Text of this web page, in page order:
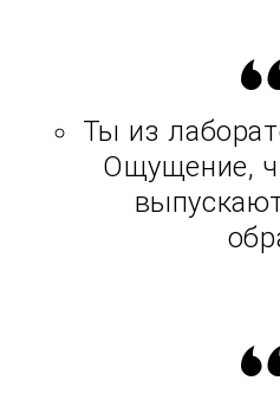
Ты из
Ощущение,